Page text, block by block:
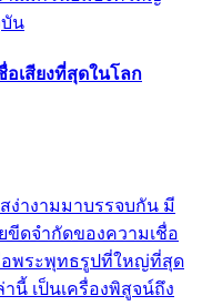
บัน
เสียงที่สุดในโลก
างามมาบรรจบกัน มี
ขีดจำกัดของความเชื่อ
อพระพุทธรูปที่ใหญ่ที่สุด
นี้ เป็นเครื่องพิสูจน์ถึง